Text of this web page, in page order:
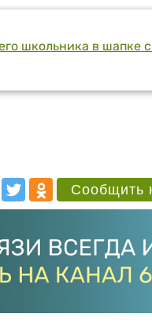
школьника в шапке
Сообщить